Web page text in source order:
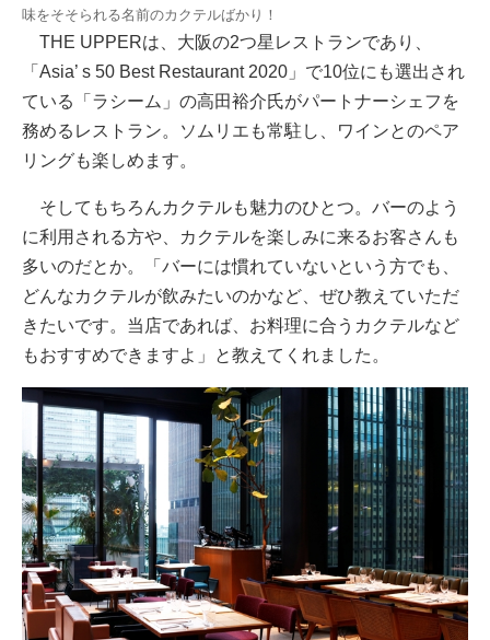
味をそそられる名前のカクテルばかり！
THE UPPERは、大阪の2つ星レストランであり、
「Asia’ s 50 Best Restaurant 2020」で10位にも選出され
ている「ラシーム」の高田裕介氏がパートナーシェフを
務めるレストラン。ソムリエも常駐し、ワインとのペア
リングも楽しめます。
そしてもちろんカクテルも魅力のひとつ。バーのよう
に利用される方や、カクテルを楽しみに来るお客さんも
多いのだとか。「バーには慣れていないという方でも、
どんなカクテルが飲みたいのかなど、ぜひ教えていただ
きたいです。当店であれば、お料理に合うカクテルなど
もおすすめできますよ」と教えてくれました。